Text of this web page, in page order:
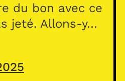
du bon avec ce
jeté. Allons-y…